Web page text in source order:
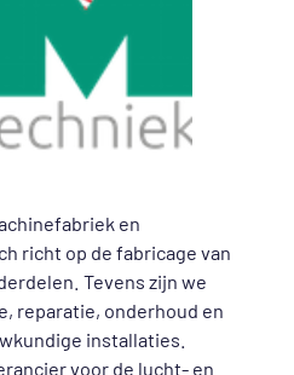
en
richt op de fabricage van
Tevens zijn we
reparatie, onderhoud en
installaties.
voor de lucht- en